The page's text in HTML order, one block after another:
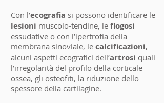
Con l’ecografia si possono identificare le
lesioni muscolo-tendine, le flogosi
essudative o con l’ipertrofia della
membrana sinoviale, le calcificazioni,
alcuni aspetti ecografici dell’artrosi quali
l’irregolarità del profilo della corticale
ossea, gli osteofiti, la riduzione dello
spessore della cartilagine.